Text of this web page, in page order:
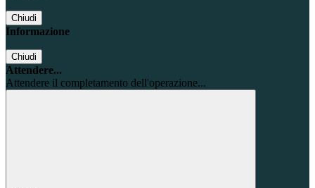
Chiudi
Informazione
Chiudi
Attendere...
Attendere il completamento dell'operazione...